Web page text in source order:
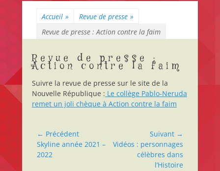
Accueil » Revue de presse »
Revue de presse : Action contre la faim
Revue de presse :
Action contre la faim
Suivre la revue de presse sur le site de la
Nouvelle République : Le collège Pablo-Neruda
remet un joli chèque à Action contre la faim
Navigation
de
l’article
← Précédent
Article
précédent :
Skyline année 2021 –
2022
Suivant →
Article
suivant :
Vidéos : personnages
célèbres dans
l’Histoire